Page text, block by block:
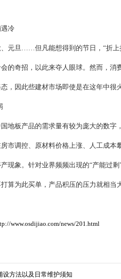
冷
旦……但凡能想得到的节日，“折上折
的奇招，以此来夺人眼球。然而，
，因此些建材市场即使是在这年中很
板产品的需求量有较为庞大的数字，
调控、原材料价格上涨、人工成本
现象。针对业界频频出现的“产能过
算为此买单，产品积压的压力就相当
www.osdijiao.com/news/201.html
设方法以及日常维护须知